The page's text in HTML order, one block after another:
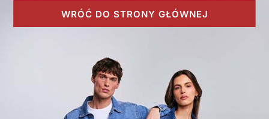
WRÓĆ DO STRONY GŁÓWNEJ